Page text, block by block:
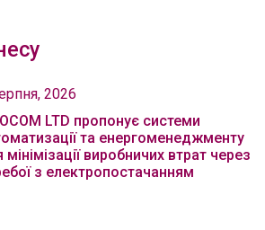
2026
LTD пропонує системи
та енергоменеджменту
мінімізації виробничих втрат через
з електропостачанням